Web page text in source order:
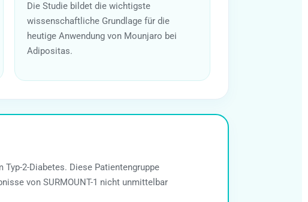
Die Studie bildet die wichtigste
wissenschaftliche Grundlage für die
heutige Anwendung von Mounjaro bei
Adipositas.
2-Diabetes. Diese Patientengruppe
von SURMOUNT-1 nicht unmittelbar